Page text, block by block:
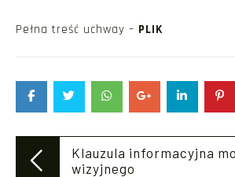
Pełna treść uchway – PLIK
Post
navigationKlauzula informacyjna
wizyjnego